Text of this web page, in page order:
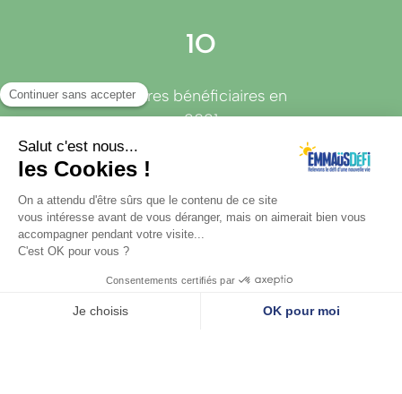
1O
centres bénéficiaires en
2021
Les missions du RADIS